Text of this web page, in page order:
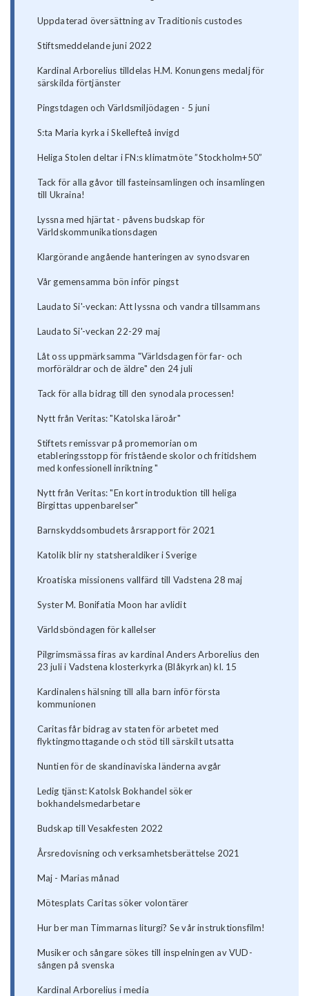
Uppdaterad översättning av Traditionis custodes
Stiftsmeddelande juni 2022
Kardinal Arborelius tilldelas H.M. Konungens medalj för
särskilda förtjänster
Pingstdagen och Världsmiljödagen - 5 juni
S:ta Maria kyrka i Skellefteå invigd
Heliga Stolen deltar i FN:s klimatmöte ”Stockholm+50”
Tack för alla gåvor till fasteinsamlingen och insamlingen
till Ukraina!
Lyssna med hjärtat - påvens budskap för
Världskommunikationsdagen
Klargörande angående hanteringen av synodsvaren
Vår gemensamma bön inför pingst
Laudato Si'-veckan: Att lyssna och vandra tillsammans
Laudato Si'-veckan 22-29 maj
Låt oss uppmärksamma "Världsdagen för far- och
morföräldrar och de äldre" den 24 juli
Tack för alla bidrag till den synodala processen!
Nytt från Veritas: "Katolska läroår"
Stiftets remissvar på promemorian om
etableringsstopp för fristående skolor och fritidshem
med konfessionell inriktning "
Nytt från Veritas: "En kort introduktion till heliga
Birgittas uppenbarelser"
Barnskyddsombudets årsrapport för 2021
Katolik blir ny statsheraldiker i Sverige
Kroatiska missionens vallfärd till Vadstena 28 maj
Syster M. Bonifatia Moon har avlidit
Världsböndagen för kallelser
Pilgrimsmässa firas av kardinal Anders Arborelius den
23 juli i Vadstena klosterkyrka (Blåkyrkan) kl. 15
Kardinalens hälsning till alla barn inför första
kommunionen
Caritas får bidrag av staten för arbetet med
flyktingmottagande och stöd till särskilt utsatta
Nuntien för de skandinaviska länderna avgår
Ledig tjänst: Katolsk Bokhandel söker
bokhandelsmedarbetare
Budskap till Vesakfesten 2022
Årsredovisning och verksamhetsberättelse 2021
Maj - Marias månad
Mötesplats Caritas söker volontärer
Hur ber man Timmarnas liturgi? Se vår instruktionsfilm!
Musiker och sångare sökes till inspelningen av VUD-
sången på svenska
Kardinal Arborelius i media